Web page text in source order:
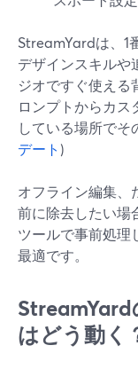
StreamYardは、1
デザインスキルや
ジオですぐ使える
ロンプトからカ
している場所でそ
デート )
オフライン編集、
前に除去したい場
ツールで事前処理
最適です。
はどう動く